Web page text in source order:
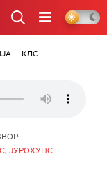
КЛС
ЈУРОХУПС